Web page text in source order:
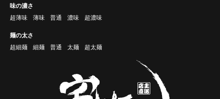
味の濃さ
超薄味
薄味 普通 濃味 超濃味
麺の太さ
超細麺
細麺 普通 太麺 超太麺